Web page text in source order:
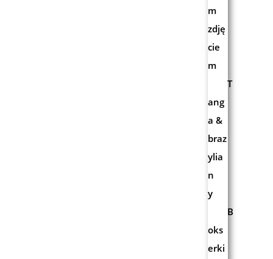
m
zdję
cie
m
T
ang
a &
braz
ylia
n
y
B
oks
erki